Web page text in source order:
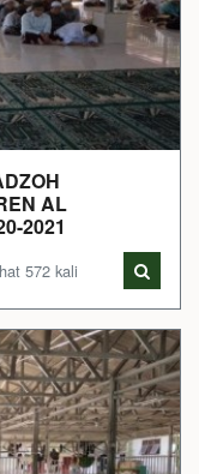
AL
2021
572 kali